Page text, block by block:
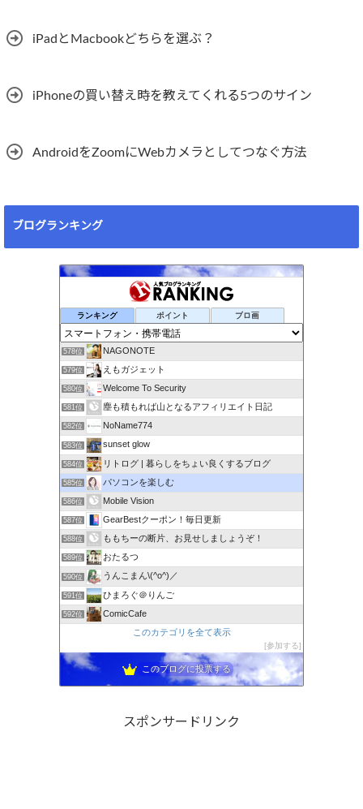
iPadとMacbookどちらを選ぶ？
iPhoneの買い替え時を教えてくれる5つのサイン
AndroidをZoomにWebカメラとしてつなぐ方法
ブログランキング
ランキング ポイント ブロ画
578位 NAGONOTE
579位 えもガジェット
580位 Welcome To Security
581位 塵も積もれば山となるアフィリエイト日記
582位 NoName774
583位 sunset glow
584位 リトログ | 暮らしをちょい良くするブログ
585位 パソコンを楽しむ
586位 Mobile Vision
587位 GearBestクーポン！毎日更新
588位 ももちーの断片、お見せしましょうぞ！
589位 おたるつ
590位 うんこまん\(^o^)／
591位 ひまろぐ＠りんご
592位
ComicCafe
このカテゴリを全て表示
参加する
このブログに投票する
スポンサードリンク